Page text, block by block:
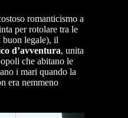
romanticismo a
per rotolare tra le
buon legale), il
d’avventura, unita
che abitano le
i mari quando la
era nemmeno